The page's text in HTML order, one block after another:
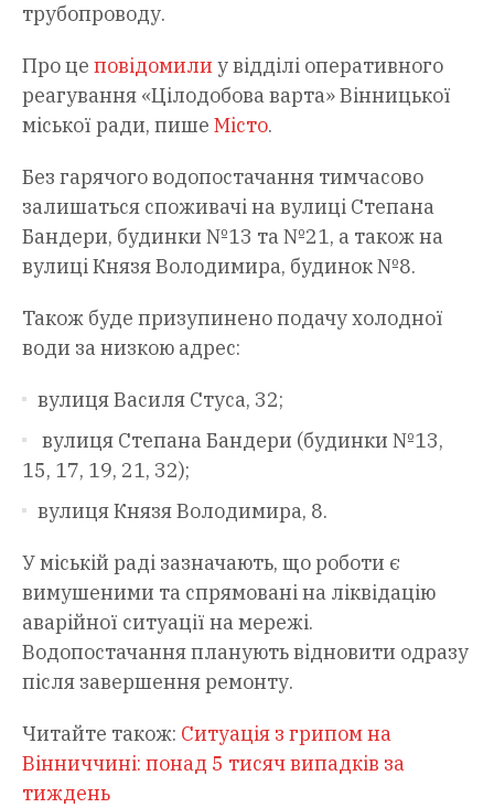
трубопроводу.
Про це повідомили у відділі оперативного
реагування «Цілодобова варта» Вінницької
міської ради, пише Місто.
Без гарячого водопостачання тимчасово
залишаться споживачі на вулиці Степана
Бандери, будинки №13 та №21, а також на
вулиці Князя Володимира, будинок №8.
Також буде призупинено подачу холодної
води за низкою адрес:
вулиця Василя Стуса, 32;
вулиця Степана Бандери (будинки №13,
15, 17, 19, 21, 32);
вулиця Князя Володимира, 8.
У міській раді зазначають, що роботи є
вимушеними та спрямовані на ліквідацію
аварійної ситуації на мережі.
Водопостачання планують відновити одразу
після завершення ремонту.
Читайте також: Ситуація з грипом на
Вінниччині: понад 5 тисяч випадків за
тиждень